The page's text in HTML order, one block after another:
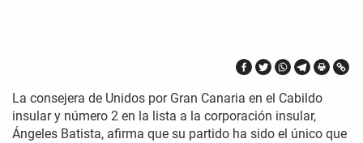
La consejera de Unidos por Gran Canaria en el Cabildo
insular y número 2 en la lista a la corporación insular,
Ángeles Batista, afirma que su partido ha sido el único que